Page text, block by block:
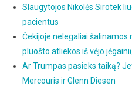
Slaugytojos Nikolės Sirotek
pacientus
Čekijoje nelegaliai
pluošto atliekos iš vėjo
Ar Trumpas pasieks taiką?
Mercouris ir Glenn Diesen